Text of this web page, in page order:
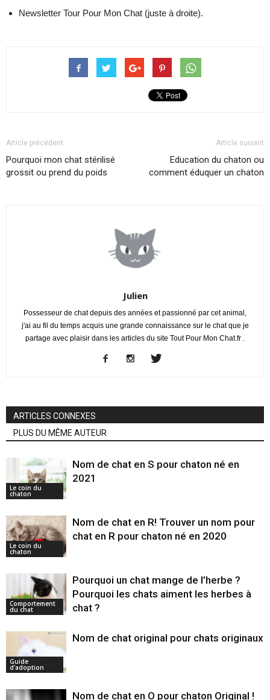
Newsletter Tour Pour Mon Chat (juste à droite).
Article précédent
Pourquoi mon chat stérilisé
grossit ou prend du poids
Article suivant
Education du chaton ou
comment éduquer un chaton
Julien
Possesseur de chat depuis des années et passionné par cet animal,
j'ai au fil du temps acquis une grande connaissance sur le chat que je
partage avec plaisir dans les articles du site Tout Pour Mon Chat.fr .
ARTICLES CONNEXES
PLUS DU MÊME AUTEUR
Le coin du
chaton
Nom de chat en S pour chaton né en
2021
Le coin du
chaton
Nom de chat en R! Trouver un nom pour
chat en R pour chaton né en 2020
Comportement
du chat
Pourquoi un chat mange de l’herbe ?
Pourquoi les chats aiment les herbes à
chat ?
Guide
d'adoption
Nom de chat original pour chats originaux
Nom de chat en O pour chaton Original !